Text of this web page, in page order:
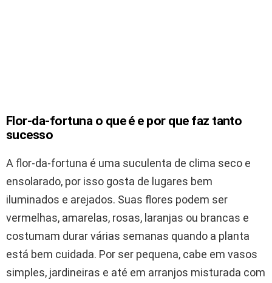
Flor-da-fortuna o que é e por que faz tanto
sucesso
A flor-da-fortuna é uma suculenta de clima seco e
ensolarado, por isso gosta de lugares bem
iluminados e arejados. Suas flores podem ser
vermelhas, amarelas, rosas, laranjas ou brancas e
costumam durar várias semanas quando a planta
está bem cuidada. Por ser pequena, cabe em vasos
simples, jardineiras e até em arranjos misturada com